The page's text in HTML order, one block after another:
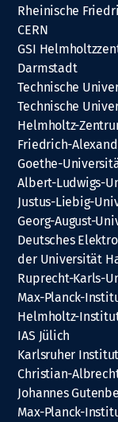
Rheinische
CERN
GSI
Darmstadt
Technische
Technische
Helmholtz-
Friedrich-
Goethe-
Albert-Ludwigs-
Justus-Liebig-
Georg-August-
Deutsches
der Universität
Ruprecht-Karls-
Max-Planck-
Helmholtz-
IAS Jülich
Karlsruher
Christian-
Johannes
Max-Planck-